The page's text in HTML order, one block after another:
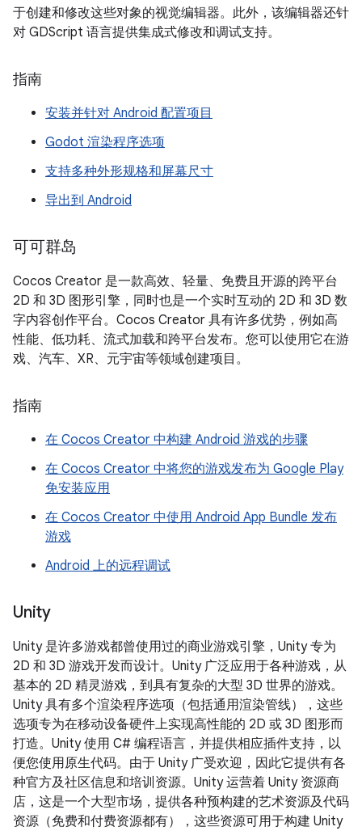
于创建和修改这些对象的视觉编辑器。此外，该编辑器还针
对 GDScript 语言提供集成式修改和调试支持。
指南
安装并针对 Android 配置项目
Godot 渲染程序选项
支持多种外形规格和屏幕尺寸
导出到 Android
可可群岛
Cocos Creator 是一款高效、轻量、免费且开源的跨平台
2D 和 3D 图形引擎，同时也是一个实时互动的 2D 和 3D 数
字内容创作平台。Cocos Creator 具有许多优势，例如高
性能、低功耗、流式加载和跨平台发布。您可以使用它在游
戏、汽车、XR、元宇宙等领域创建项目。
指南
在 Cocos Creator 中构建 Android 游戏的步骤
在 Cocos Creator 中将您的游戏发布为 Google Play
免安装应用
在 Cocos Creator 中使用 Android App Bundle 发布
游戏
Android 上的远程调试
Unity
Unity 是许多游戏都曾使用过的商业游戏引擎，Unity 专为
2D 和 3D 游戏开发而设计。Unity 广泛应用于各种游戏，从
基本的 2D 精灵游戏，到具有复杂的大型 3D 世界的游戏。
Unity 具有多个渲染程序选项（包括通用渲染管线），这些
选项专为在移动设备硬件上实现高性能的 2D 或 3D 图形而
打造。Unity 使用 C# 编程语言，并提供相应插件支持，以
便您使用原生代码。由于 Unity 广受欢迎，因此它提供有各
种官方及社区信息和培训资源。Unity 运营着 Unity 资源商
店，这是一个大型市场，提供各种预构建的艺术资源及代码
资源（免费和付费资源都有），这些资源可用于构建 Unity